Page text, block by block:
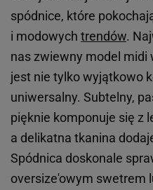
spódnice, które
i modowych trendów.
nas zwiewny model midi
jest nie tylko wyjątkowo
uniwersalny. Subtelny,
pięknie komponuje się z
a delikatna tkanina
Spódnica doskonale
oversize'owym swetrem